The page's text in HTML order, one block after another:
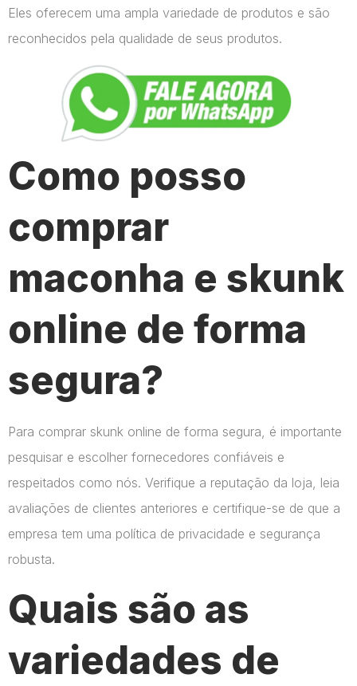
Eles oferecem uma ampla variedade de produtos e são
reconhecidos pela qualidade de seus produtos.
Como posso
comprar
maconha e skunk
online de forma
segura?
Para comprar skunk online de forma segura, é importante
pesquisar e escolher fornecedores confiáveis e
respeitados como nós. Verifique a reputação da loja, leia
avaliações de clientes anteriores e certifique-se de que a
empresa tem uma política de privacidade e segurança
robusta.
Quais são as
variedades de